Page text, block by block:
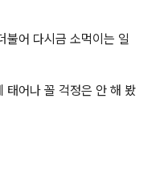
불어 다시금 소먹이는 일
태어나 꼴 걱정은 안 해 봤